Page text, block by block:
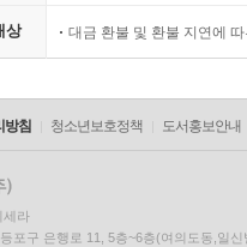
상 대금 환불 및 환불 지연에
방침 청소년보호정책 도서홍보안내
세라
포구 은행로 11, 5층~6층(여의도동,일신